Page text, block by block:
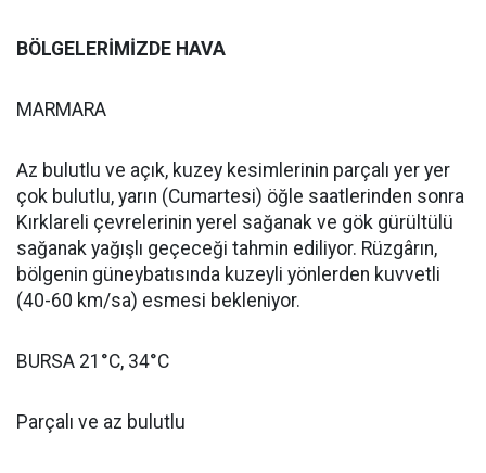
BÖLGELERİMİZDE HAVA
MARMARA
Az bulutlu ve açık, kuzey kesimlerinin parçalı yer yer
çok bulutlu, yarın (Cumartesi) öğle saatlerinden sonra
Kırklareli çevrelerinin yerel sağanak ve gök gürültülü
sağanak yağışlı geçeceği tahmin ediliyor. Rüzgârın,
bölgenin güneybatısında kuzeyli yönlerden kuvvetli
(40-60 km/sa) esmesi bekleniyor.
BURSA 21°C, 34°C
Parçalı ve az bulutlu